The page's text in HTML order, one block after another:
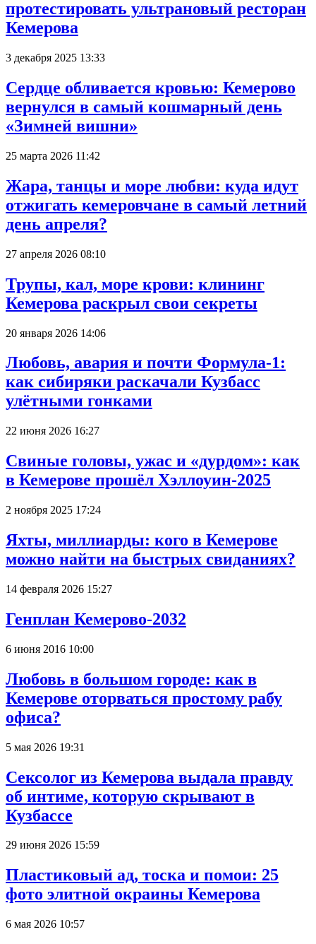
протестировать ультрановый ресторан
Кемерова
3 декабря 2025 13:33
Сердце обливается кровью: Кемерово
вернулся в самый кошмарный день
«Зимней вишни»
25 марта 2026 11:42
Жара, танцы и море любви: куда идут
отжигать кемеровчане в самый летний
день апреля?
27 апреля 2026 08:10
Трупы, кал, море крови: клининг
Кемерова раскрыл свои секреты
20 января 2026 14:06
Любовь, авария и почти Формула-1:
как сибиряки раскачали Кузбасс
улётными гонками
22 июня 2026 16:27
Свиные головы, ужас и «дурдом»: как
в Кемерове прошёл Хэллоуин-2025
2 ноября 2025 17:24
Яхты, миллиарды: кого в Кемерове
можно найти на быстрых свиданиях?
14 февраля 2026 15:27
Генплан Кемерово-2032
6 июня 2016 10:00
Любовь в большом городе: как в
Кемерове оторваться простому рабу
офиса?
5 мая 2026 19:31
Сексолог из Кемерова выдала правду
об интиме, которую скрывают в
Кузбассе
29 июня 2026 15:59
Пластиковый ад, тоска и помои: 25
фото элитной окраины Кемерова
6 мая 2026 10:57